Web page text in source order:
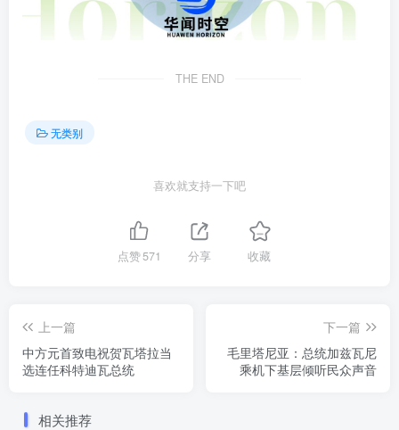
THE END
无类别
喜欢就支持一下吧
点赞571 分享 收藏
上一篇
中方元首致电祝贺瓦塔拉当
选连任科特迪瓦总统
下一篇
毛里塔尼亚：总统加兹瓦尼
乘机下基层倾听民众声音
相关推荐